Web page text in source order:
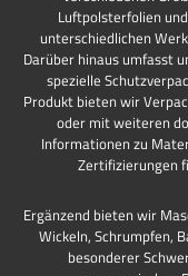
Luftpolsterfolien
unterschiedlichen
Darüber hinaus umfasst
spezielle
Produkt bieten wir
oder mit weiteren
Informationen zu
Zertifizierungen
Ergänzend bieten wir
Wickeln, Schrumpfen,
besonderer